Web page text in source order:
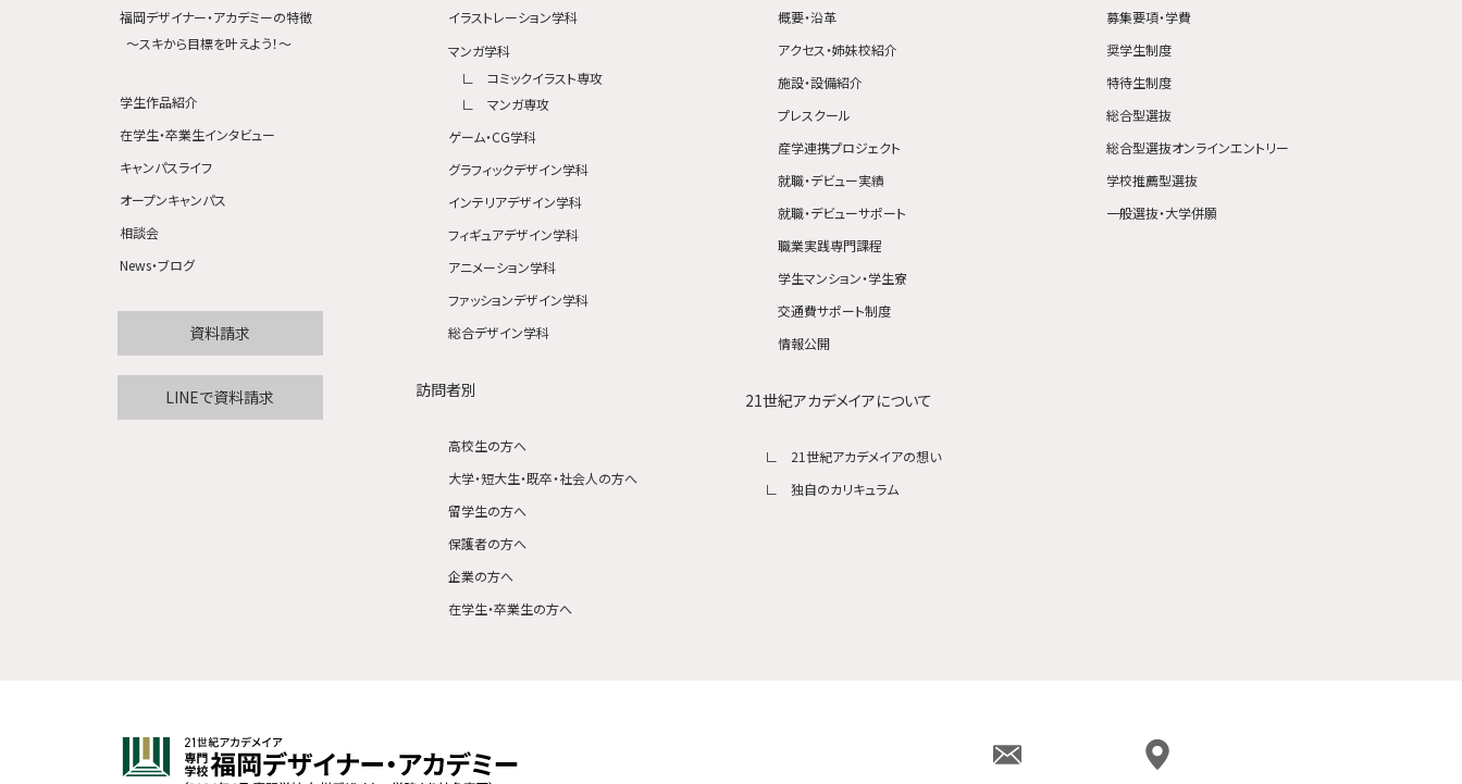
福岡デザイナー・アカデミーの特徴
〜スキから目標を叶えよう！〜
学生作品紹介
在学生・卒業生インタビュー
キャンパスライフ
オープンキャンパス
相談会
News・ブログ
資料請求
LINEで資料請求
イラストレーション学科
マンガ学科
コミックイラスト専攻
マンガ専攻
ゲーム・CG学科
グラフィックデザイン学科
インテリアデザイン学科
フィギュアデザイン学科
アニメーション学科
ファッションデザイン学科
総合デザイン学科
訪問者別
高校生の方へ
大学・短大生・既卒・社会人の方へ
留学生の方へ
保護者の方へ
企業の方へ
在学生・卒業生の方へ
概要・沿革
アクセス・姉妹校紹介
施設・設備紹介
プレスクール
産学連携プロジェクト
就職・デビュー実績
就職・デビューサポート
職業実践専門課程
学生マンション・学生寮
交通費サポート制度
情報公開
21世紀アカデメイアについて
21世紀アカデメイアの想い
独自のカリキュラム
募集要項・学費
奨学生制度
特待生制度
総合型選抜
総合型選抜オンラインエントリー
学校推薦型選抜
一般選抜・大学併願